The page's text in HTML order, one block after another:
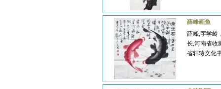
薛峰画鱼
薛峰,字学岭
长,河南省收
省轩辕文化